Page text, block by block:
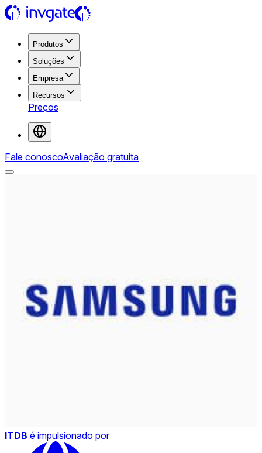
Produtos
Soluções
Empresa
Recursos
Preços
Fale conoscoAvaliação gratuita
ITDB é impulsionado por